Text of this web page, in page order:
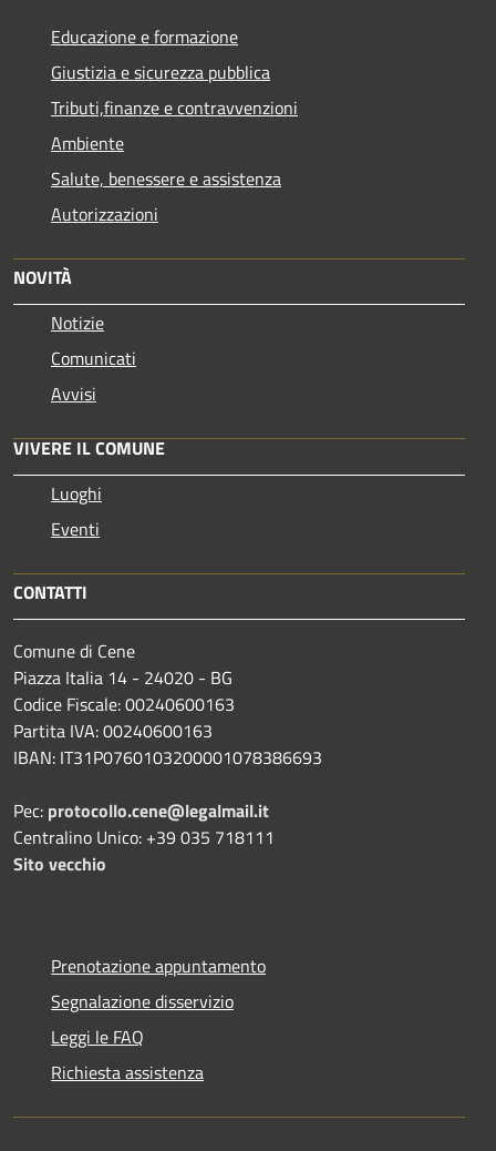
Educazione e formazione
Giustizia e sicurezza pubblica
Tributi,finanze e contravvenzioni
Ambiente
Salute, benessere e assistenza
Autorizzazioni
NOVITÀ
Notizie
Comunicati
Avvisi
VIVERE IL COMUNE
Luoghi
Eventi
CONTATTI
Comune di Cene
Piazza Italia 14 - 24020 - BG
Codice Fiscale: 00240600163
Partita IVA: 00240600163
IBAN: IT31P0760103200001078386693
Pec: protocollo.cene@legalmail.it
Centralino Unico: +39 035 718111
Sito vecchio
Prenotazione appuntamento
Segnalazione disservizio
Leggi le FAQ
Richiesta assistenza